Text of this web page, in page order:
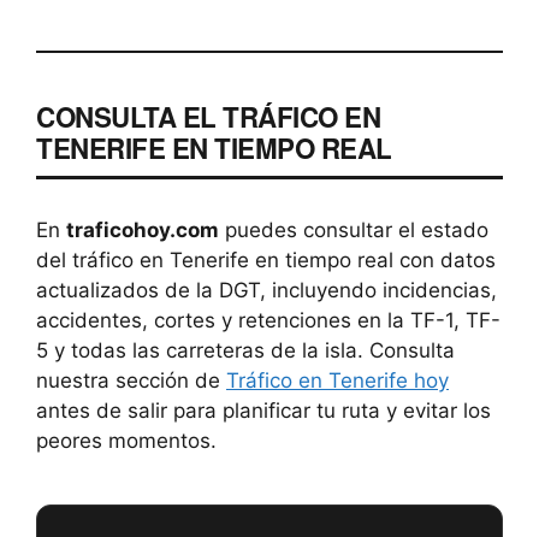
CONSULTA EL TRÁFICO EN
TENERIFE EN TIEMPO REAL
En traficohoy.com puedes consultar el estado
del tráfico en Tenerife en tiempo real con datos
actualizados de la DGT, incluyendo incidencias,
accidentes, cortes y retenciones en la TF-1, TF-
5 y todas las carreteras de la isla. Consulta
nuestra sección de Tráfico en Tenerife hoy
antes de salir para planificar tu ruta y evitar los
peores momentos.